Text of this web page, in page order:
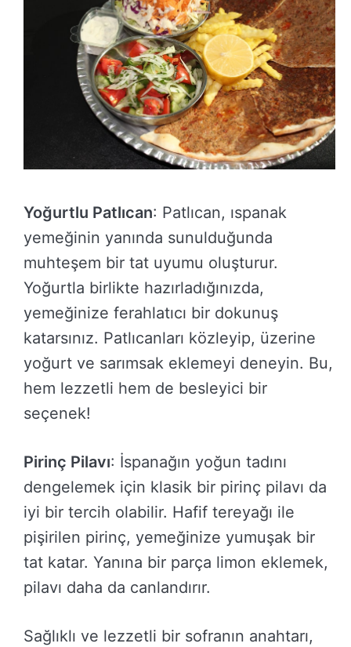
Yoğurtlu Patlıcan: Patlıcan, ıspanak
yemeğinin yanında sunulduğunda
muhteşem bir tat uyumu oluşturur.
Yoğurtla birlikte hazırladığınızda,
yemeğinize ferahlatıcı bir dokunuş
katarsınız. Patlıcanları közleyip, üzerine
yoğurt ve sarımsak eklemeyi deneyin. Bu,
hem lezzetli hem de besleyici bir
seçenek!
Pirinç Pilavı: İspanağın yoğun tadını
dengelemek için klasik bir pirinç pilavı da
iyi bir tercih olabilir. Hafif tereyağı ile
pişirilen pirinç, yemeğinize yumuşak bir
tat katar. Yanına bir parça limon eklemek,
pilavı daha da canlandırır.
Sağlıklı ve lezzetli bir sofranın anahtarı,